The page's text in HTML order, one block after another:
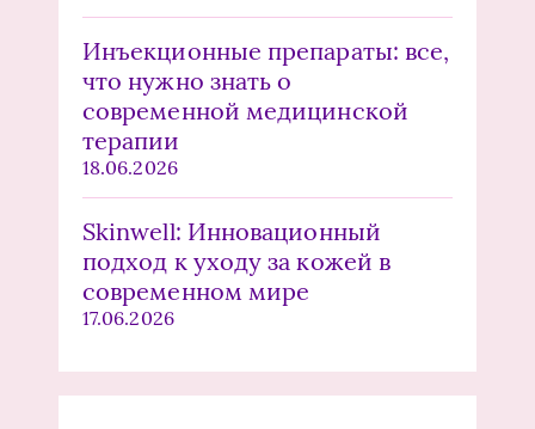
Инъекционные препараты: все,
что нужно знать о
современной медицинской
терапии
18.06.2026
Skinwell: Инновационный
подход к уходу за кожей в
современном мире
17.06.2026